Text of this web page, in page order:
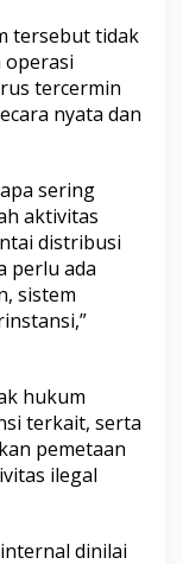
tersebut tidak
operasi
tercermin
nyata dan
sering
aktivitas
distribusi
perlu ada
sistem
hukum
terkait, serta
pemetaan
ilegal
dinilai